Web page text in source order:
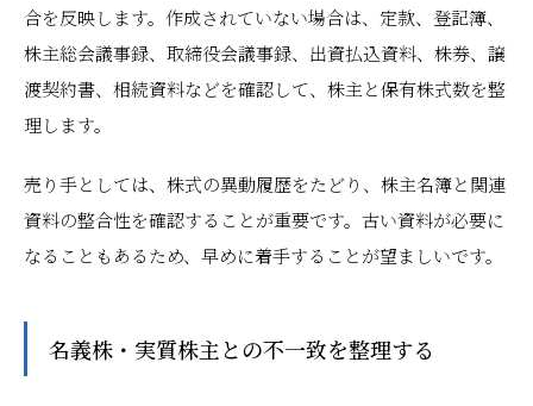
合を反映します。作成されていない場合は、定款、登記簿、
株主総会議事録、取締役会議事録、出資払込資料、株券、譲
渡契約書、相続資料などを確認して、株主と保有株式数を整
理します。
売り手としては、株式の異動履歴をたどり、株主名簿と関連
資料の整合性を確認することが重要です。古い資料が必要に
なることもあるため、早めに着手することが望ましいです。
名義株・実質株主との不一致を整理する